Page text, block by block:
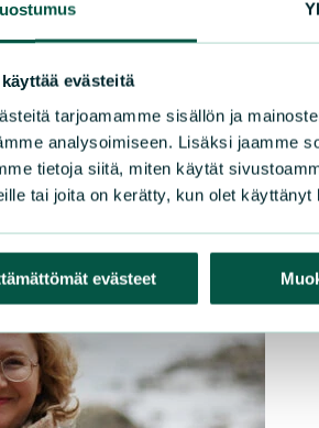
evästeitä
tarjoamamme sisällön ja
analysoimiseen. Lisäksi jaamme
tietoja siitä, miten käytät
tai joita on kerätty, kun olet käyttänyt
evästeet
neuvotteluissa. Lisäksi